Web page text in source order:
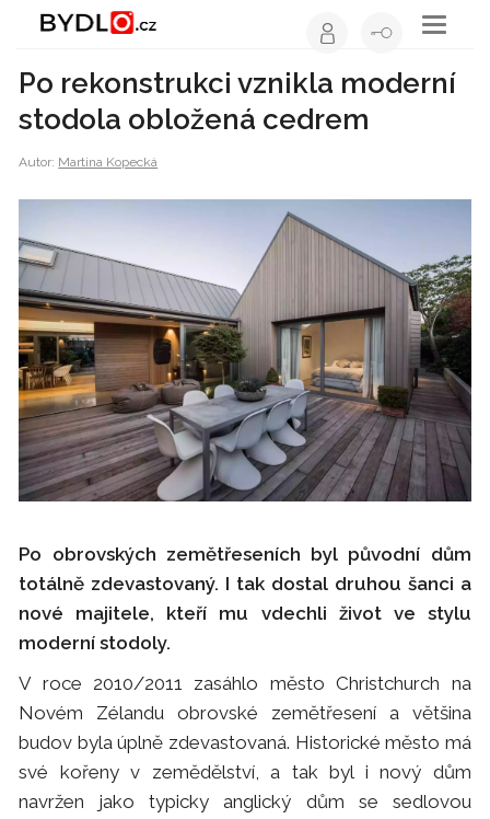
Toggle
Po rekonstrukci vznikla moderní
stodola obložená cedrem
Autor: Martina Kopecká
Po obrovských zemětřeseních byl původní dům
totálně zdevastovaný. I tak dostal druhou šanci a
nové majitele, kteří mu vdechli život ve stylu
moderní stodoly.
V roce 2010/2011 zasáhlo město Christchurch na
Novém Zélandu obrovské zemětřesení a většina
budov byla úplně zdevastovaná. Historické město má
své kořeny v zemědělství, a tak byl i nový dům
navržen jako typicky anglický dům se sedlovou